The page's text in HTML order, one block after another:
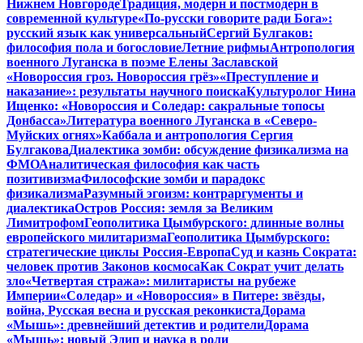
Нижнем НовгородеТрадиция, модерн и постмодерн в
современной культуре«По-русски говорите ради Бога»:
русский язык как универсальныйСергий Булгаков:
философия пола и богословиеЛетние рифмыАнтропология
военного Луганска в поэме Елены Заславской
«Новороссия гроз. Новороссия грёз»«Преступление и
наказание»: результаты научного поискаКультуролог Нина
Ищенко: «Новороссия и Соледар: сакральные топосы
Донбасса»Литература военного Луганска в «Северо-
Муйских огнях»Каббала и антропология Сергия
БулгаковаДиалектика зомби: обсуждение физикализма на
ФМОАналитическая философия как часть
позитивизмаФилософские зомби и парадокс
физикализмаРазумный эгоизм: контраргументы и
диалектикаОстров Россия: земля за Великим
ЛимитрофомГеополитика Цымбурского: длинные волны
европейского милитаризмаГеополитика Цымбурского:
стратегические циклы Россия-ЕвропаСуд и казнь Сократа:
человек против Законов космосаКак Сократ учит делать
зло«Четвертая стража»: милитаристы на рубеже
Империи«Соледар» и «Новороссия» в Питере: звёзды,
война, Русская весна и русская реконкистаДорама
«Мышь»: древнейший детектив и родителиДорама
«Мышь»: новый Эдип и наука в роли